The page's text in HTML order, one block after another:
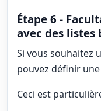
Étape 6 -
avec des listes
Si vous souhaitez
pouvez définir
Ceci est